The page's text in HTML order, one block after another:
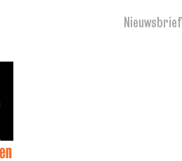
Nieuwsbrief